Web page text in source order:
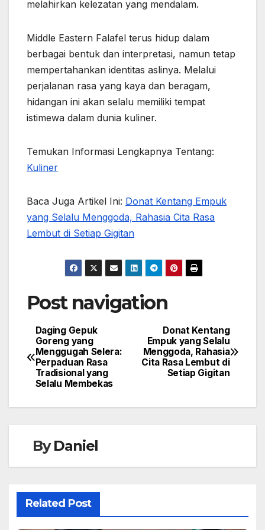
melahirkan kelezatan yang mendalam.
Middle Eastern Falafel terus hidup dalam
berbagai bentuk dan interpretasi, namun tetap
mempertahankan identitas aslinya. Melalui
perjalanan rasa yang kaya dan beragam,
hidangan ini akan selalu memiliki tempat
istimewa dalam dunia kuliner.
Temukan Informasi Lengkapnya Tentang:
Kuliner
Baca Juga Artikel Ini: Donat Kentang Empuk
yang Selalu Menggoda, Rahasia Cita Rasa
Lembut di Setiap Gigitan
Post navigation
Donat Kentang
Empuk yang Selalu
Menggoda, Rahasia
Cita Rasa Lembut di
Setiap Gigitan
Daging Gepuk
Goreng yang
Menggugah Selera:
Perpaduan Rasa
Tradisional yang
Selalu Membekas
ByDaniel
Related Post